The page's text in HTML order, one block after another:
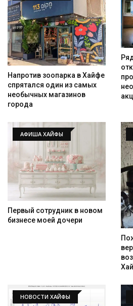
Напротив зоопарка в Хайфе
спрятался один из самых
необычных магазинов
города
АФИША ХАЙФЫ
Первый сотрудник в новом
бизнесе моей дочери
НОВОСТИ ХАЙФЫ